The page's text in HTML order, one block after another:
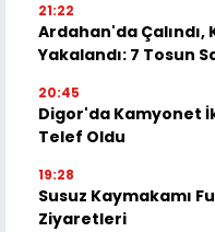
21:22
Ardahan'da
Yakalandı: 7 Tosun
20:45
Digor'da Kamyonet
Telef Oldu
19:28
Susuz Kaymakamı
Ziyaretleri